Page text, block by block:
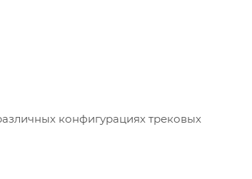
конфигурациях трековых